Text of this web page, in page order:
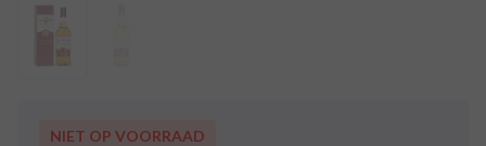
NIET OP VOORRAAD